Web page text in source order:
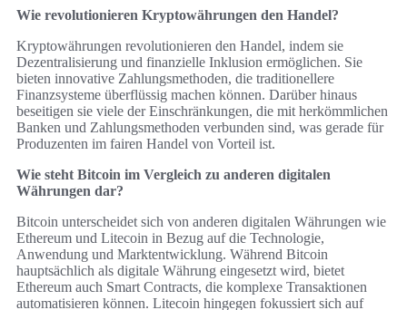
Wie revolutionieren Kryptowährungen den Handel?
Kryptowährungen revolutionieren den Handel, indem sie
Dezentralisierung und finanzielle Inklusion ermöglichen. Sie
bieten innovative Zahlungsmethoden, die traditionellere
Finanzsysteme überflüssig machen können. Darüber hinaus
beseitigen sie viele der Einschränkungen, die mit herkömmlichen
Banken und Zahlungsmethoden verbunden sind, was gerade für
Produzenten im fairen Handel von Vorteil ist.
Wie steht Bitcoin im Vergleich zu anderen digitalen
Währungen dar?
Bitcoin unterscheidet sich von anderen digitalen Währungen wie
Ethereum und Litecoin in Bezug auf die Technologie,
Anwendung und Marktentwicklung. Während Bitcoin
hauptsächlich als digitale Währung eingesetzt wird, bietet
Ethereum auch Smart Contracts, die komplexe Transaktionen
automatisieren können. Litecoin hingegen fokussiert sich auf